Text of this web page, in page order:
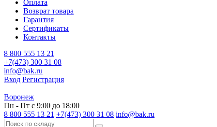
Оплата
Возврат товара
Гарантия
Сертификаты
Контакты
8 800 555 13 21
+7(473) 300 31 08
info@bak.ru
Вход Регистрация
Воронеж
Пн - Пт с 9:00 до 18:00
8 800 555 13 21 +7(473) 300 31 08 info@bak.ru